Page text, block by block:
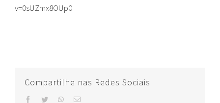
v=0sUZmx8OUp0
Compartilhe nas Redes Sociais
facebooktwitterwhatsapp